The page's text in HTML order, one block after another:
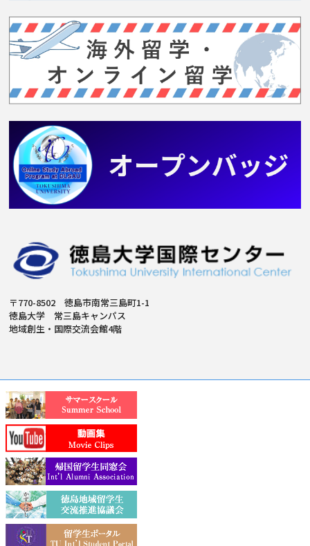
〒770-8502 徳島市南常三島町1-1
徳島大学 常三島キャンパス
地域創生・国際交流会館4階